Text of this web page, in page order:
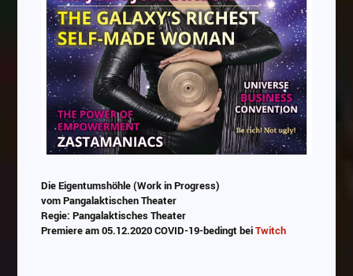
Die Eigentumshöhle (Work in Progress)
vom Pangalaktischen Theater
Regie: Pangalaktisches Theater
Premiere am 05.12.2020 COVID-19-bedingt beiTwitch